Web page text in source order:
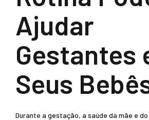
Ajudar
Gestantes
Seus
Durante a gestação, a saúde da mãe e